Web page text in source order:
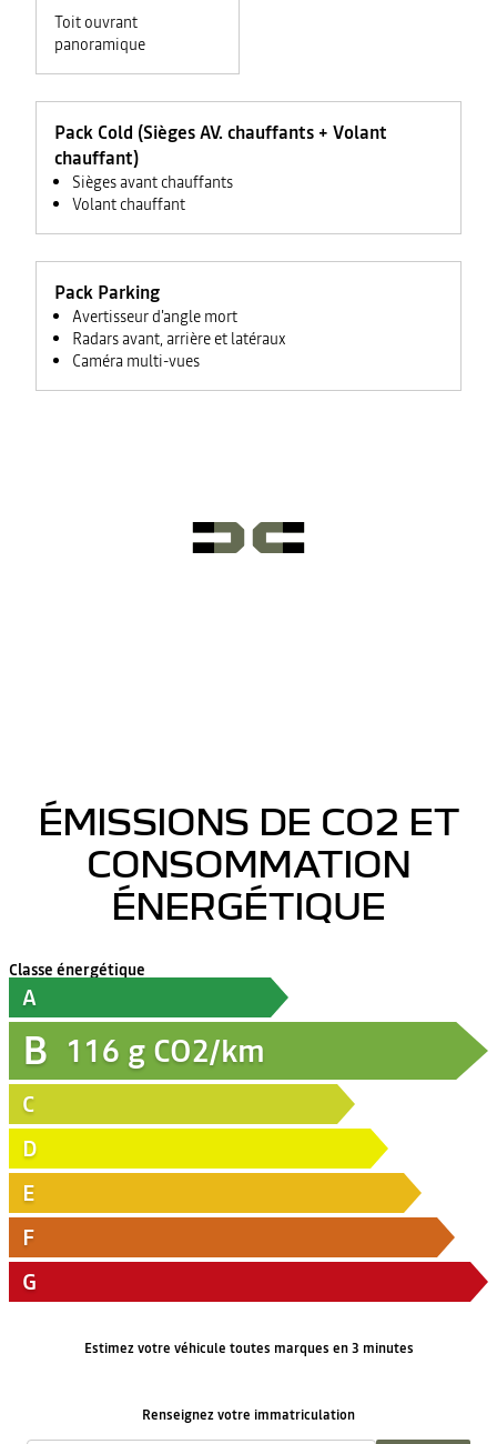
Toit ouvrant
panoramique
Pack Cold (Sièges AV. chauffants + Volant
chauffant)
Sièges avant chauffants
Volant chauffant
Pack Parking
Avertisseur d'angle mort
Radars avant, arrière et latéraux
Caméra multi-vues
ÉMISSIONS DE CO2 ET
CONSOMMATION
ÉNERGÉTIQUE
Classe énergétique
A
B 116 g CO2/km
C
D
E
F
G
Estimez votre véhicule toutes marques en 3 minutes
Renseignez votre immatriculation